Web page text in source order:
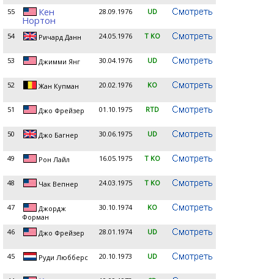
55 Кен
Нортон
28.09.1976 UD
54 Ричард Данн 24.05.1976 T KO
53 Джимми Янг 30.04.1976 UD
52 Жан Купман 20.02.1976 KO
51 Джо Фрейзер 01.10.1975 RTD
50 Джо Багнер 30.06.1975 UD
49 Рон Лайл 16.05.1975 T KO
48 Чак Вепнер 24.03.1975 T KO
47
Джордж
Форман
30.10.1974 KO
46 Джо Фрейзер 28.01.1974 UD
45 Руди Любберс 20.10.1973 UD